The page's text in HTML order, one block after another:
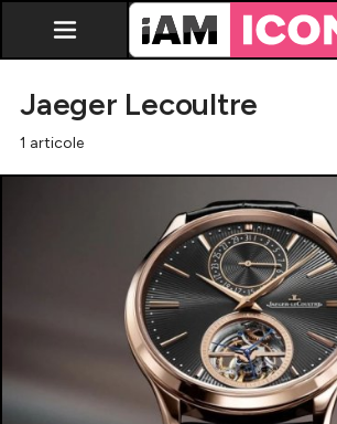
Vedete
Breaking news
Evenimente
Emisiuni TV
Horoscop
Jaeger Lecoultre
1 articole